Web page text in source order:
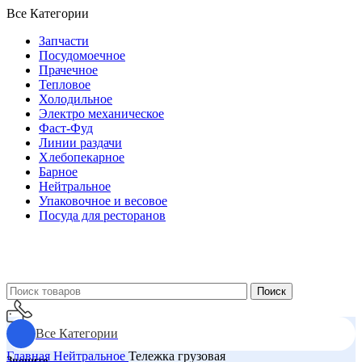
Все Категории
Запчасти
Посудомоечное
Прачечное
Тепловое
Холодильное
Электро механическое
Фаст-Фуд
Линии раздачи
Хлебопекарное
Барное
Нейтральное
Упаковочное и весовое
Посуда для ресторанов
Поиск
Все Категории
Главная Нейтральное Тележка грузовая